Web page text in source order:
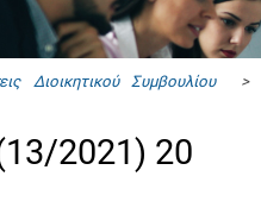
Διοικητικού Συμβουλίου>
2021) 20